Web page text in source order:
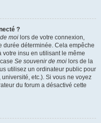
?
moi lors de votre connexion,
durée déterminée. Cela empêche
votre insu en utilisant le même
Se souvenir de moi lors de la
utilisez un ordinateur public pour
etc.). Si vous ne voyez
du forum a désactivé cette